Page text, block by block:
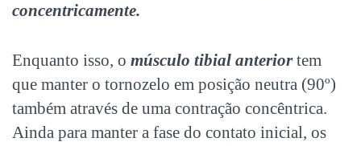
concentricamente.
Enquanto isso, o músculo tibial anteriortem
que manter o tornozelo em posição neutra (90º)
também através de uma contração concêntrica.
Ainda para manter a fase do contato inicial, os